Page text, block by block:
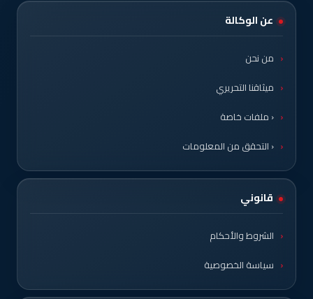
عن الوكالة
من نحن
ميثاقنا التحريري
‹ ملفات خاصة
‹ التحقق من المعلومات
قانوني
الشروط والأحكام
سياسة الخصوصية